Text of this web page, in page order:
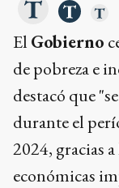
El Gobierno
de pobreza e
destacó que
durante el
2024, gracias
económicas